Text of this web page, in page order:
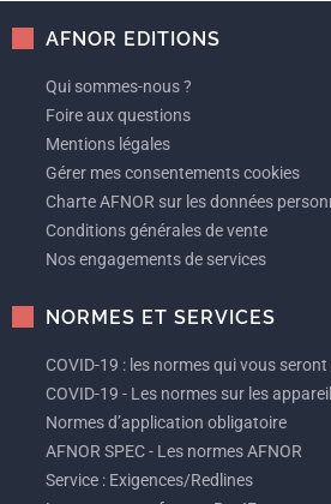
AFNOR EDITIONS
Qui sommes-nous ?
Foire aux questions
Mentions légales
Gérer mes consentements cookies
Charte AFNOR sur les données
Conditions générales de vente
Nos engagements de services
NORMES ET SERVICES
COVID-19 : les normes qui vous
COVID-19 - Les normes sur les
Normes d’application obligatoire
AFNOR SPEC - Les normes AFNOR
Service : Exigences/Redlines